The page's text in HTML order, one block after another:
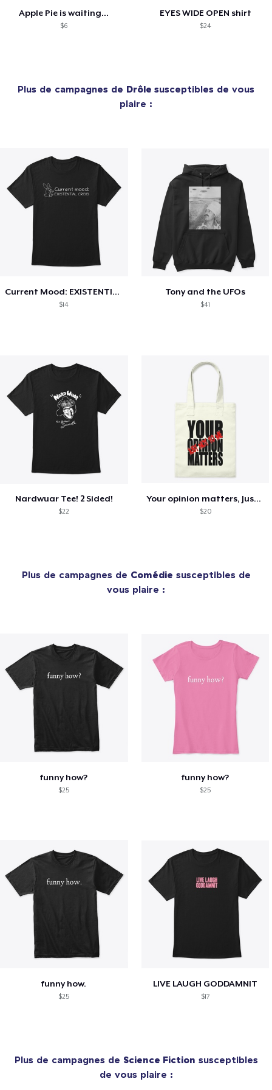
Apple Pie is waiting...
$6
EYES WIDE OPEN shirt
$24
Plus de campagnes de Drôle susceptibles de vous
plaire :
Current Mood: EXISTENTIAL CRISIS
$14
Tony and the UFOs
$41
Nardwuar Tee! 2 Sided!
$22
Your opinion matters, Just not to me!
$20
Plus de campagnes de Comédie susceptibles de
vous plaire :
funny how?
$25
funny how?
$25
funny how.
$25
LIVE LAUGH GODDAMNIT
$17
Plus de campagnes de Science Fiction susceptibles
de vous plaire :